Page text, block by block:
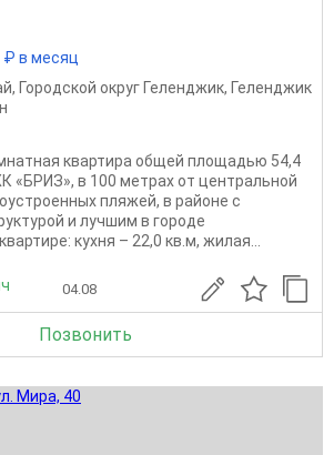
₽ в месяц
, Городской округ Геленджик, Геленджик
квартира общей площадью 54,4
«БРИЗ», в 100 метрах от центральной
пляжей, в районе с
и лучшим в городе
кухня – 22,0 кв.м, жилая...
04.08
Позвонить